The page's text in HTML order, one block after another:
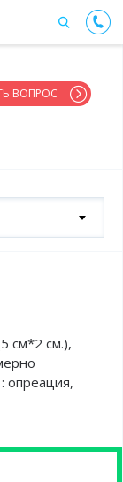
ВОПРОС
см*2 см.),
опреация,